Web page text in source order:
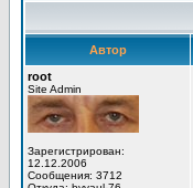
Автор
root
Site Admin
Зарегистрирован:
12.12.2006
Сообщения: 3712